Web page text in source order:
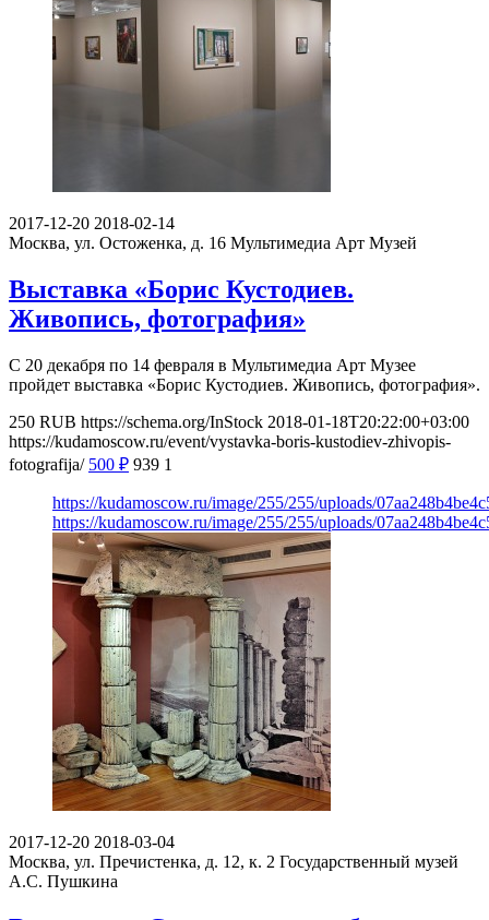
2017-12-20 2018-02-14
Москва, ул. Остоженка, д. 16 Мультимедиа Арт Музей
Выставка «Борис Кустодиев.
Живопись, фотография»
С 20 декабря по 14 февраля в Мультимедиа Арт Музее
пройдет выставка «Борис Кустодиев. Живопись, фотография».
250 RUB https://schema.org/InStock 2018-01-18T20:22:00+03:00
https://kudamoscow.ru/event/vystavka-boris-kustodiev-zhivopis-
fotografija/ 500 ₽ 939 1
https://kudamoscow.ru/image/255/255/uploads/
https://kudamoscow.ru/image/255/255/uploads/
2017-12-20 2018-03-04
Москва, ул. Пречистенка, д. 12, к. 2 Государственный музей
А.С. Пушкина